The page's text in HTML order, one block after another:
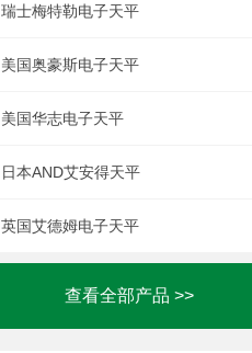
瑞士梅特勒电子天平
美国奥豪斯电子天平
美国华志电子天平
日本AND艾安得天平
英国艾德姆电子天平
查看全部产品 >>